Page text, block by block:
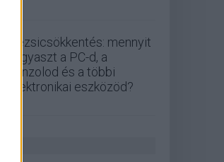
Rezsicsökkentés: mennyit
fogyaszt a PC-d, a
konzolod és a többi
elektronikai eszközöd?